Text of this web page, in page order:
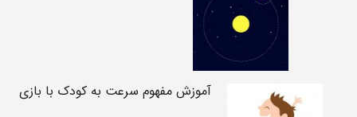
آموزش مفهوم سرعت به کودک با بازی